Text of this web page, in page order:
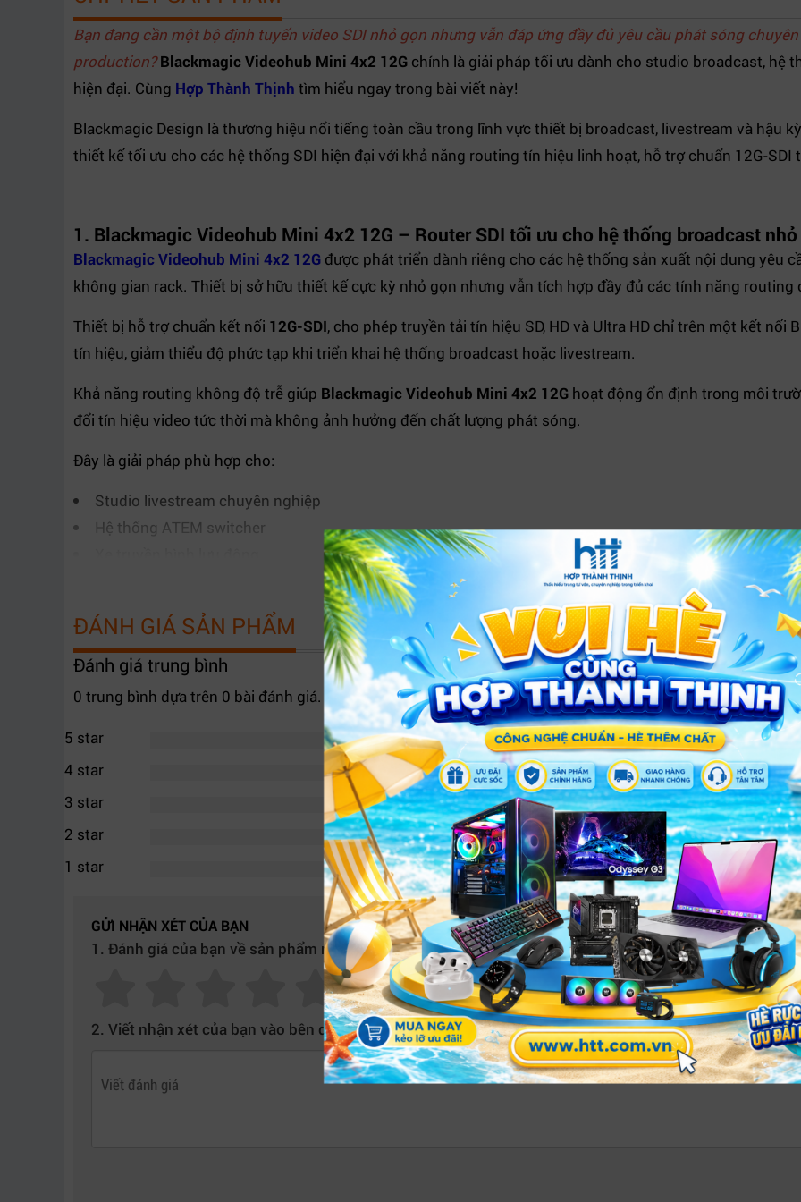
Tương thích thiết bị
ATEM, HyperDeck, encoder SDI
Bạn đang cần một bộ định tuyến video SDI nhỏ gọn nhưng vẫn đáp ứng đầy đủ yêu cầu phát sóng
production? Blackmagic Videohub Mini 4x2 12G chính là giải pháp tối ưu dành cho studio broadcast, hệ
hiện đại. Cùng Hợp Thành Thịnh tìm hiểu ngay trong bài viết này!
Blackmagic Design là thương hiệu nổi tiếng toàn cầu trong lĩnh vực thiết bị broadcast, livestream và hậu
thiết kế tối ưu cho các hệ thống SDI hiện đại với khả năng routing tín hiệu linh hoạt, hỗ trợ chuẩn 12G-
1. Blackmagic Videohub Mini 4x2 12G – Router SDI tối ưu cho hệ thống broadcast
Blackmagic Videohub Mini 4x2 12G được phát triển dành riêng cho các hệ thống sản xuất nội dung yêu
không gian rack. Thiết bị sở hữu thiết kế cực kỳ nhỏ gọn nhưng vẫn tích hợp đầy đủ các tính năng
Thiết bị hỗ trợ chuẩn kết nối 12G-SDI, cho phép truyền tải tín hiệu SD, HD và Ultra HD chỉ trên một kết
tín hiệu, giảm thiểu độ phức tạp khi triển khai hệ thống broadcast hoặc livestream.
Khả năng routing không độ trễ giúp Blackmagic Videohub Mini 4x2 12G hoạt động ổn định trong môi
đổi tín hiệu video tức thời mà không ảnh hưởng đến chất lượng phát sóng.
Đây là giải pháp phù hợp cho:
Studio livestream chuyên nghiệp
Hệ thống ATEM switcher
Trung tâm điều phối broadcast
Blackmagic Videohub Mini 4x2 12G – Router SDI nhỏ gọn cho studio broadcast
2. Công nghệ 12G-SDI và Clean Switch mang lại hiệu suất vượt trội
Một trong những điểm mạnh lớn nhất củaBlackmagicVideohub Mini 4x2 12Glà khả năng hỗ trợ đa
phép kết nối đồng thời nhiều chuẩn SDI khác nhau mà không cần bộ chuyển đổi trung gian.
XEM THÊM
ĐÁNH GIÁ SẢN PHẨM
Đánh giá trung bình
0 trung bình dựa trên 0 bài đánh giá.
5 star
4 star
3 star
2 star
1 star
GỬI NHẬN XÉT CỦA BẠN
1. Đánh giá của bạn về sản phẩm này:
2. Viết nhận xét của bạn vào bên dưới: